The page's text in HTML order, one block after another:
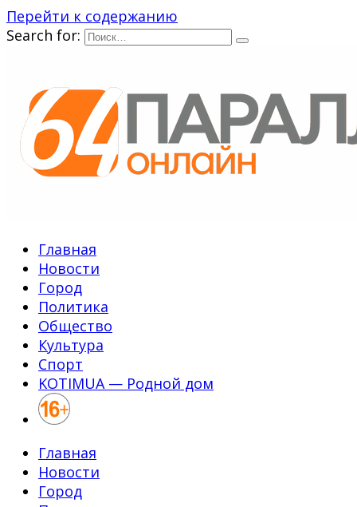
Перейти к содержанию
Search for:
Главная
Новости
Город
Политика
Общество
Культура
Спорт
KOTIMUA — Родной дом
Главная
Новости
Город